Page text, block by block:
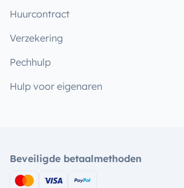
Huurcontract
Verzekering
Pechhulp
Hulp voor eigenaren
Beveiligde betaalmethoden